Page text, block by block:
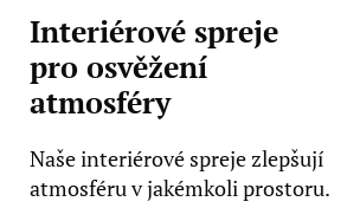
Interiérové spreje
pro osvěžení
atmosféry
Naše interiérové spreje zlepšují
atmosféru v jakémkoli prostoru.